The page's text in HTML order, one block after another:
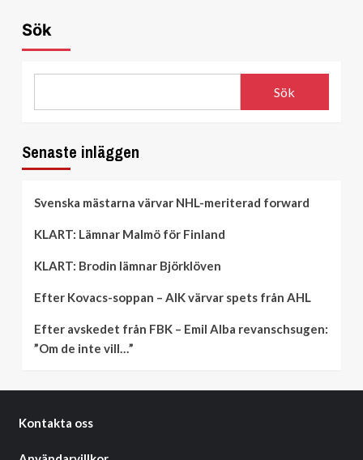
Sök
Sök
Senaste inläggen
Svenska mästarna värvar NHL-meriterad forward
KLART: Lämnar Malmö för Finland
KLART: Brodin lämnar Björklöven
Efter Kovacs-soppan – AIK värvar spets från AHL
Efter avskedet från FBK – Emil Alba revanschsugen:
”Om de inte vill…”
Kontakta oss